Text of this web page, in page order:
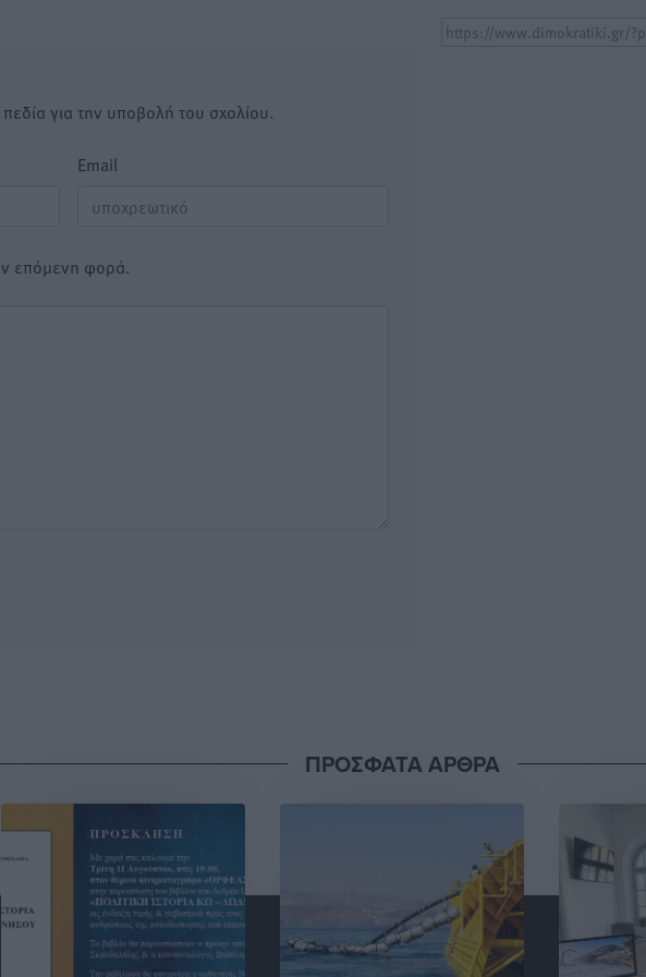
για την υποβολή του σχολίου.
Email
επόμενη φορά.
ΠΡΟΣΦΑΤΑ ΑΡΘΡΑ